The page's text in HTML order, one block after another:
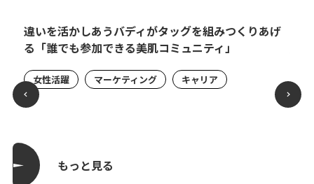
女性活躍 マーケティング キャリア
違いを活かしあうバディがタッグを組みつくりあげ
る「誰でも参加できる美肌コミュニティ」
もっと見る